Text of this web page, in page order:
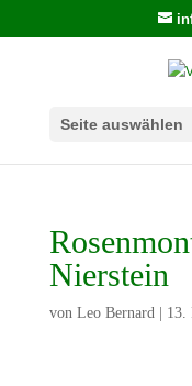
Seite auswählen
Nierstein
von Leo Bernard| 13.